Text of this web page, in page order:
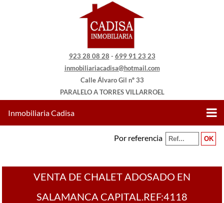
923 28 08 28 - 699 91 23 23
inmobiliariacadisa@hotmail.com
Calle Álvaro Gil nº 33
PARALELO A TORRES VILLARROEL
Inmobiliaria Cadisa
Por referencia
VENTA DE CHALET ADOSADO EN
SALAMANCA CAPITAL.REF:4118